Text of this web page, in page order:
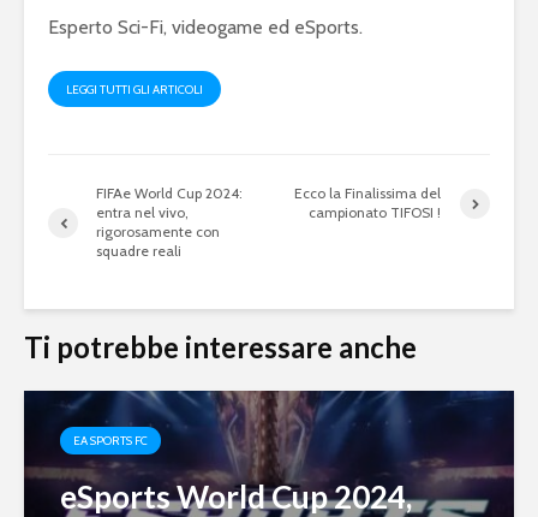
Esperto Sci-Fi, videogame ed eSports.
LEGGI TUTTI GLI ARTICOLI
FIFAe World Cup 2024:
entra nel vivo,
rigorosamente con
squadre reali
Ecco la Finalissima del
campionato TIFOSI !
Ti potrebbe interessare anche
EA SPORTS FC
eSports World Cup 2024,